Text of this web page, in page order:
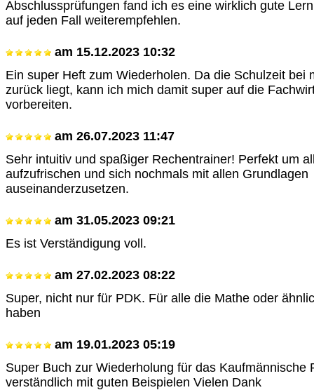
Abschlussprüfungen fand ich es eine wirklich gute
auf jeden Fall weiterempfehlen.
am 15.12.2023 10:32
Ein super Heft zum Wiederholen. Da die Schulzeit bei
zurück liegt, kann ich mich damit super auf die
vorbereiten.
am 26.07.2023 11:47
Sehr intuitiv und spaßiger Rechentrainer! Perfekt um
aufzufrischen und sich nochmals mit allen Grundlagen
auseinanderzusetzen.
am 31.05.2023 09:21
Es ist Verständigung voll.
am 27.02.2023 08:22
Super, nicht nur für PDK. Für alle die Mathe oder
haben
am 19.01.2023 05:19
Super Buch zur Wiederholung für das Kaufmännische
verständlich mit guten Beispielen Vielen Dank